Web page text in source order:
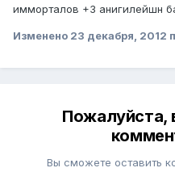
имморталов +3 анигилейшн
Изменено 23 декабря, 2012
Пожалуйста,
Вы сможете оставить